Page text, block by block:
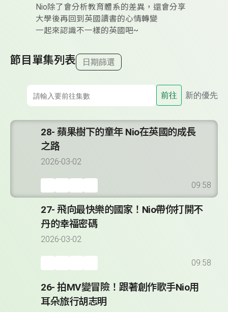
Nio除了會分析教育體系的差異，還會分享
大學後再回到英國讀書的心情轉變
一起來認識不一樣的英國吧~
節目單集列表 日期篩選
前往 新的優先
28- 蘋果樹下的童年 Nio在英國的成長
之路
2026-03-02
09:58
27- 飛向最快樂的國家！Nio帶你打開不
丹的幸福密碼
2026-03-02
09:58
26- 拍MV變冒險！跟著創作歌手Nio用
耳朵旅行胡志明